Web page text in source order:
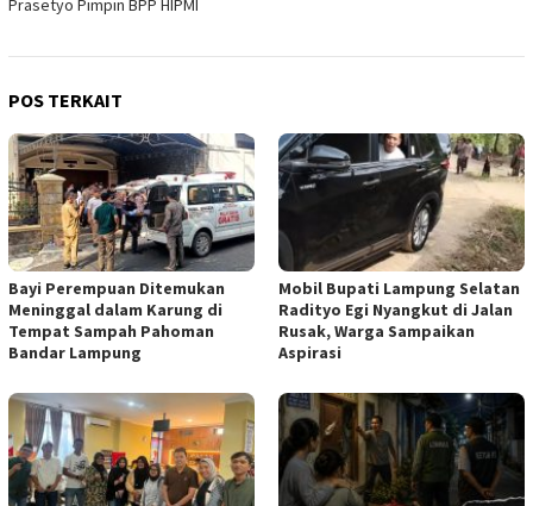
Prasetyo Pimpin BPP HIPMI
POS TERKAIT
Bayi Perempuan Ditemukan
Meninggal dalam Karung di
Tempat Sampah Pahoman
Bandar Lampung
Mobil Bupati Lampung Selatan
Radityo Egi Nyangkut di Jalan
Rusak, Warga Sampaikan
Aspirasi